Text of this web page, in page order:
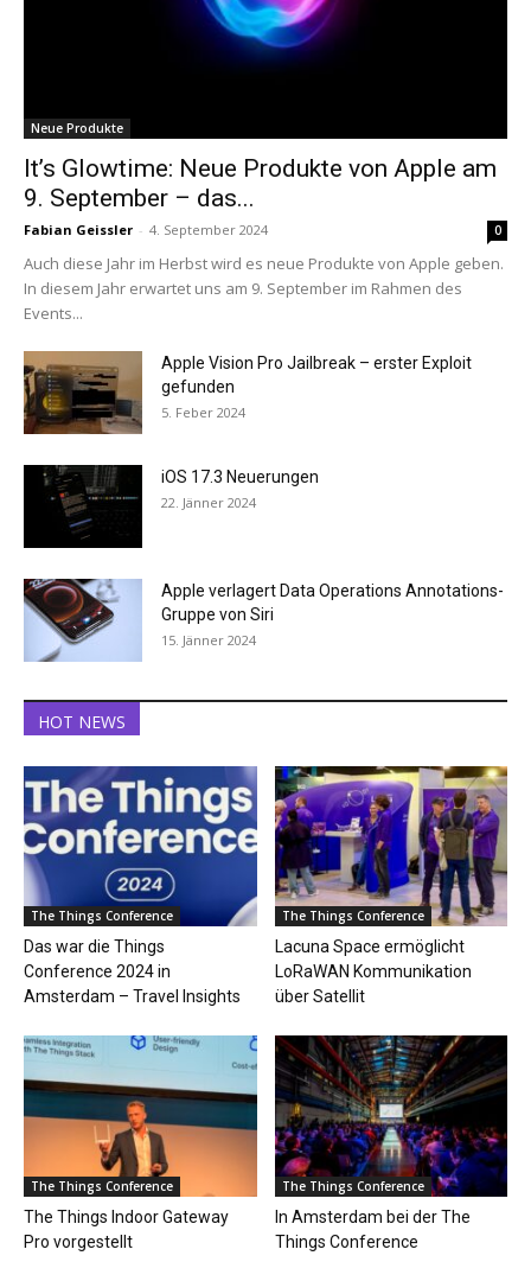
Neue Produkte
It’s Glowtime: Neue Produkte von Apple am
9. September – das...
Fabian Geissler - 4. September 2024 0
Auch diese Jahr im Herbst wird es neue Produkte von Apple geben.
In diesem Jahr erwartet uns am 9. September im Rahmen des
Events...
Apple Vision Pro Jailbreak – erster Exploit
gefunden
5. Feber 2024
iOS 17.3 Neuerungen
22. Jänner 2024
Apple verlagert Data Operations Annotations-
Gruppe von Siri
15. Jänner 2024
HOT NEWS
The Things Conference
Das war die Things
Conference 2024 in
Amsterdam – Travel Insights
The Things Conference
Lacuna Space ermöglicht
LoRaWAN Kommunikation
über Satellit
The Things Conference
The Things Indoor Gateway
Pro vorgestellt
The Things Conference
In Amsterdam bei der The
Things Conference